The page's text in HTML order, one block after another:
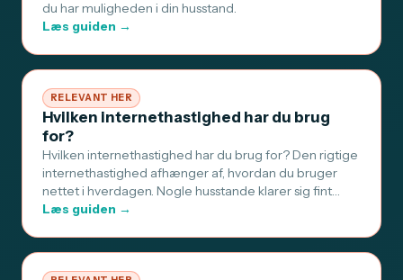
du har muligheden i din husstand.
Læs guiden →
RELEVANT HER
Hvilken internethastighed har du brug
for?
Hvilken internethastighed har du brug for? Den rigtige
internethastighed afhænger af, hvordan du bruger
nettet i hverdagen. Nogle husstande klarer sig fint…
Læs guiden →